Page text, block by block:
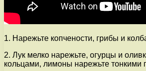
1. Нарежьте копчености, грибы и
2. Лук мелко нарежьте, огурцы и
кольцами, лимоны нарежьте тонкими